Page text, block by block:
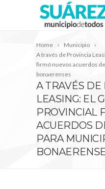
Home
Municipio
A través de Provincia
firmó nuevos acuerdos
bonaerenses
A TRAVÉS DE
LEASING: EL
PROVINCIAL
ACUERDOS
PARA